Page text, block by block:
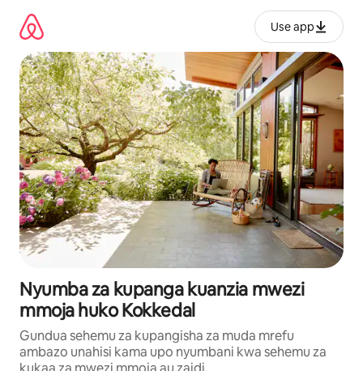
kwenda
kwenye
maudhui
Use app
Nyumba za kupanga kuanzia mwezi
mmoja huko Kokkedal
Gundua sehemu za kupangisha za muda mrefu
ambazo unahisi kama upo nyumbani kwa sehemu za